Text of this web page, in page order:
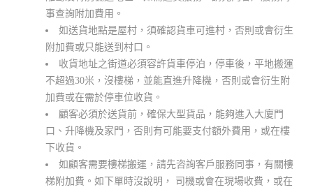
事查詢附加費用。
如送貨地點是屋村，須確認貨車可進村，否則或會衍生
附加費或只能送到村口。
收貨地址之街道必須容許貨車停泊，停車後，平地搬運
不超過30米，沒樓梯，並能直進升降機，否則或會衍生附
加費或在需於停車位收貨。
顧客必須於送貨前，確保大型貨品，能夠進入大廈門
口、升降機及家門，否則有可能要支付額外費用，或在樓
下收貨。
如顧客需要樓梯搬運，請先咨詢客戶服務同事，有關樓
梯附加費。如下單時沒說明， 司機或會在現場收費，或在